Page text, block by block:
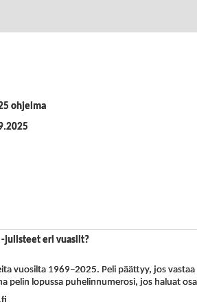
ohjelma
-julisteet eri vuasilt?
vuosilta 1969–2025. Peli päättyy, jos
pelin lopussa puhelinnumerosi, jos haluat